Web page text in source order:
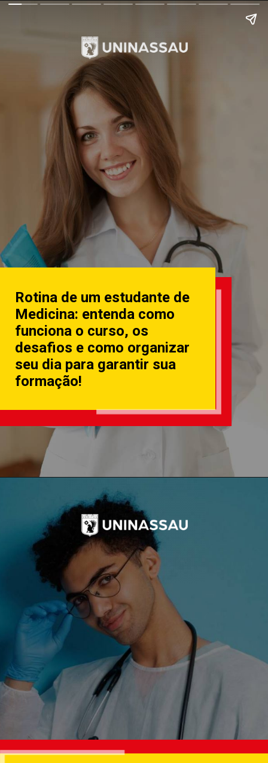
Rotina de um estudante de
Medicina: entenda como
funciona o curso, os
desafios e como organizar
seu dia para garantir sua
formação!